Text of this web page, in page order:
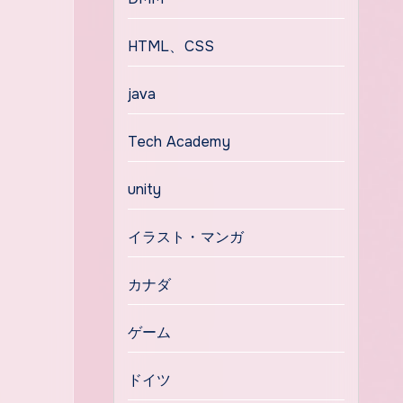
HTML、CSS
java
Tech Academy
unity
イラスト・マンガ
カナダ
ゲーム
ドイツ